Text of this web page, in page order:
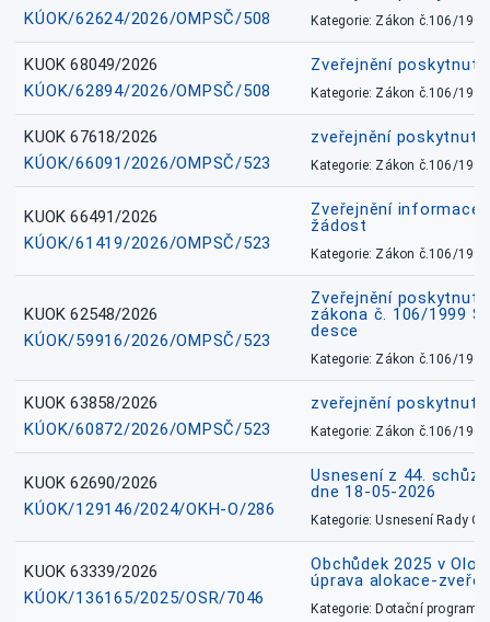
KÚOK/62624/2026/OMPSČ/508
Kategorie: Zákon č.106/1999
KUOK 68049/2026
KÚOK/62894/2026/OMPSČ/508
Zveřejnění
Kategorie: Zákon č.106/1999
KUOK 67618/2026
KÚOK/66091/2026/OMPSČ/523
zveřejnění
Kategorie: Zákon č.106/1999
KUOK 66491/2026
KÚOK/61419/2026/OMPSČ/523
Zveřejnění informace
žádost
Kategorie: Zákon č.106/1999
KUOK 62548/2026
KÚOK/59916/2026/OMPSČ/523
Zveřejnění
zákona č. 106/1999
desce
Kategorie: Zákon č.106/1999
KUOK 63858/2026
KÚOK/60872/2026/OMPSČ/523
zveřejnění
Kategorie: Zákon č.106/1999
KUOK 62690/2026
KÚOK/129146/2024/OKH-O/286
Usnesení z 44.
dne 18-05-2026
Kategorie: Usnesení Rady
KUOK 63339/2026
KÚOK/136165/2025/OSR/7046
Obchůdek 2025 v
úprava alokace-
Kategorie: Dotační